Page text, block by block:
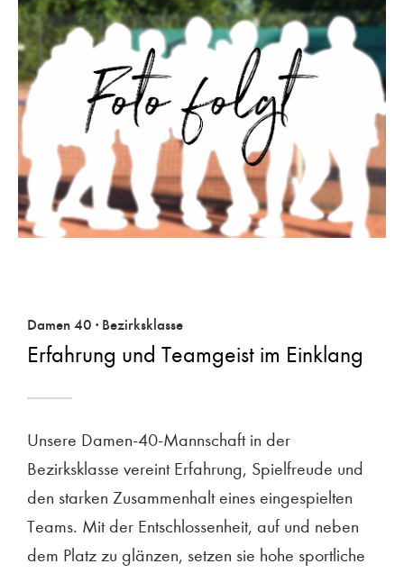
Damen 40 · Bezirksklasse
Erfahrung und Teamgeist im Einklang
Unsere Damen-40-Mannschaft in der
Bezirksklasse vereint Erfahrung, Spielfreude und
den starken Zusammenhalt eines eingespielten
Teams. Mit der Entschlossenheit, auf und neben
dem Platz zu glänzen, setzen sie hohe sportliche